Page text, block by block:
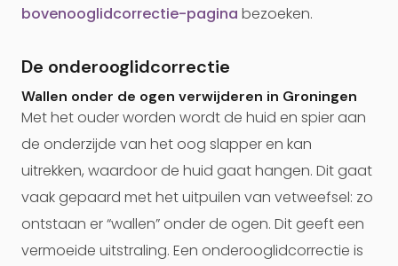
bovenooglidcorrectie-pagina bezoeken.
De onderooglidcorrectie
Wallen onder de ogen verwijderen in Groningen
Met het ouder worden wordt de huid en spier aan
de onderzijde van het oog slapper en kan
uitrekken, waardoor de huid gaat hangen. Dit gaat
vaak gepaard met het uitpuilen van vetweefsel: zo
ontstaan er “wallen” onder de ogen. Dit geeft een
vermoeide uitstraling. Een onderooglidcorrectie is